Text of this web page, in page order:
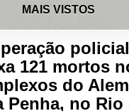
MAIS VISTOS
policial
121 mortos
do
Penha, no Rio